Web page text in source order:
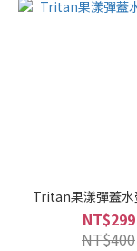
Tritan果漾彈蓋
NT$299
NT$400